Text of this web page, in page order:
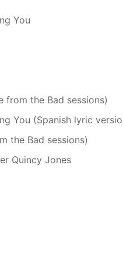
You
from the Bad sessions)
You (Spanish lyric
the Bad sessions)
Quincy Jones